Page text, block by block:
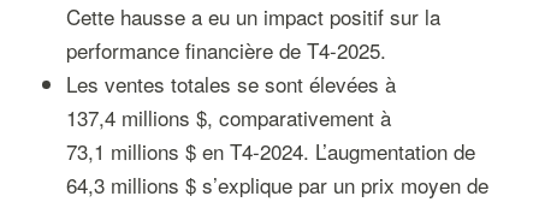
Cette hausse a eu un impact positif sur la
performance financière de T4-2025.
Les ventes totales se sont élevées à
137,4 millions $, comparativement à
73,1 millions $ en T4-2024. L’augmentation de
64,3 millions $ s’explique par un prix moyen de